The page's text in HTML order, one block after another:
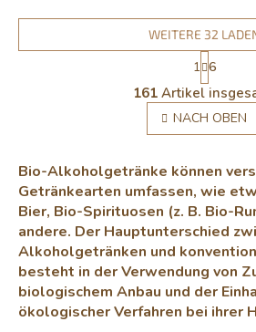
S
t
e
u
r
e
l
e
m
e
n
t
e
WEITERE 32
P
a
g
i
n
i
r
u
n
g
1 6
161Artikel
NACH OBEN
Bio-Alkoholgetränke können
Getränkearten umfassen, wie
Bier, Bio-Spirituosen (z. B. Bio-
andere. Der Hauptunterschied
Alkoholgetränken und
besteht in der Verwendung von
biologischem Anbau und der
ökologischer Verfahren bei ihrer